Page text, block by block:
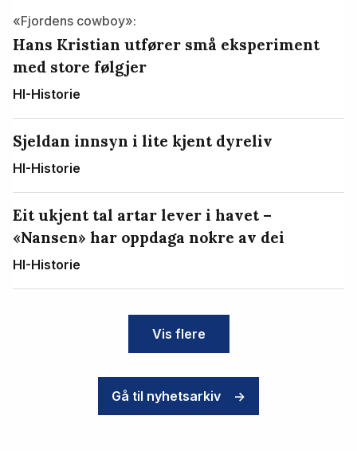
«Fjordens cowboy»:
Hans Kristian utfører små eksperiment
med store følgjer
HI-Historie
Sjeldan innsyn i lite kjent dyreliv
HI-Historie
Eit ukjent tal artar lever i havet –
«Nansen» har oppdaga nokre av dei
HI-Historie
Vis flere
Gå til nyhetsarkiv ->